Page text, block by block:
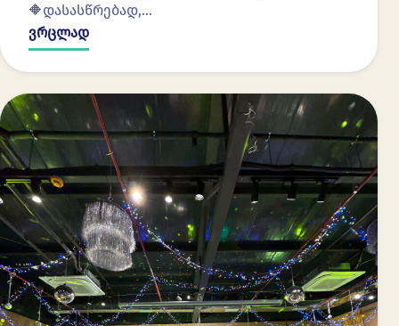
🔶დასასწრებად,…
ვრცლად